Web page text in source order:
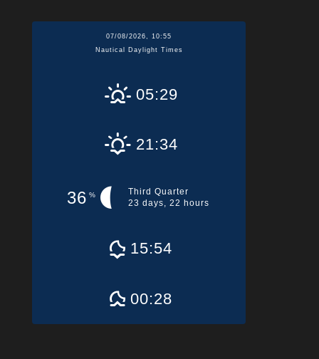
07/08/2026, 10:55
Nautical Daylight Times
05:29
21:34
36 %
Third Quarter
23 days, 22 hours
15:54
00:28